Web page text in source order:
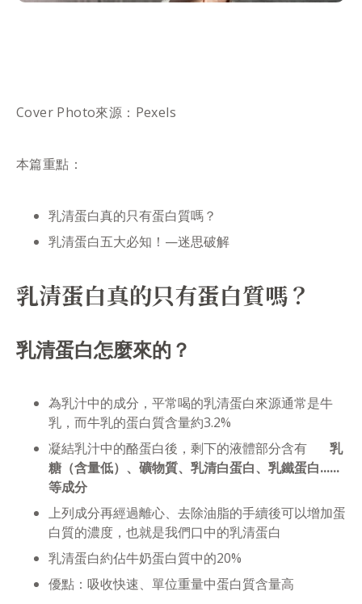
Cover Photo來源：Pexels
本篇重點：
乳清蛋白真的只有蛋白質嗎？
乳清蛋白五大必知！—迷思破解
乳清蛋白真的只有蛋白質嗎？
乳清蛋白怎麼來的？
為乳汁中的成分，平常喝的乳清蛋白來源通常是牛
乳，而牛乳的蛋白質含量約3.2%
凝結乳汁中的酪蛋白後，剩下的液體部分含有
乳
糖（含量低）、礦物質、乳清白蛋白、乳鐵蛋白......
等成分
上列成分再經過離心、去除油脂的手續後可以增加蛋
白質的濃度，也就是我們口中的乳清蛋白
乳清蛋白約佔牛奶蛋白質中的20%
優點：吸收快速、單位重量中蛋白質含量高